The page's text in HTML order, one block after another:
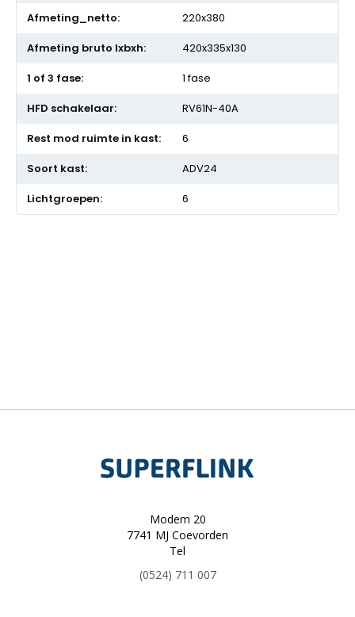
220x380
420x335x130
1 fase
RV61N-40A
6
ADV24
6
Modem 20
7741 MJ Coevorden
Tel
(0524) 711 007